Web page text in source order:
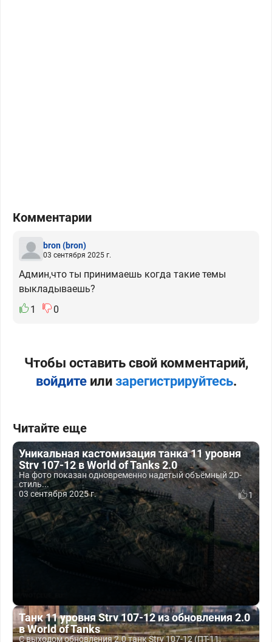
Комментарии
bron(bron)
03 сентября 2025 г.
Админ,что ты принимаешь когда такие темы
выкладываешь?
1
0
Чтобы оставить свой комментарий,
войдитеили зарегистрируйтесь.
Читайте еще
Уникальная кастомизация танка 11 уровня
Strv 107-12 в World of Tanks 2.0
На фото показан одновременно надетый объёмный 2D-
стиль...
03 сентября 2025 г.
1
Танк 11 уровня Strv 107-12 из обновления 2.0
в World of Tanks
С выходом обновления 2.0 танк Strv 107-12 (ПТ-11,